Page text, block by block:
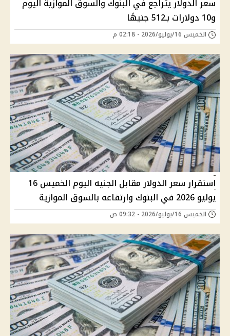
سعر الدولار يتراجع في البنوك والسوق الموازية اليوم
و10 دولارات بـ512 جنيهًا
الخميس 16/يوليو/2026 - 02:18 م
استقرار سعر الدولار مقابل الجنيه اليوم الخميس 16
يوليو 2026 في البنوك وارتفاعه بالسوق الموازية
الخميس 16/يوليو/2026 - 09:32 ص